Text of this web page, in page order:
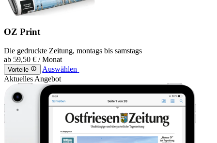
OZ Print
Die gedruckte Zeitung, montags bis samstags
ab 59,50 € / Monat
Vorteile
Auswählen
Aktuelles Angebot